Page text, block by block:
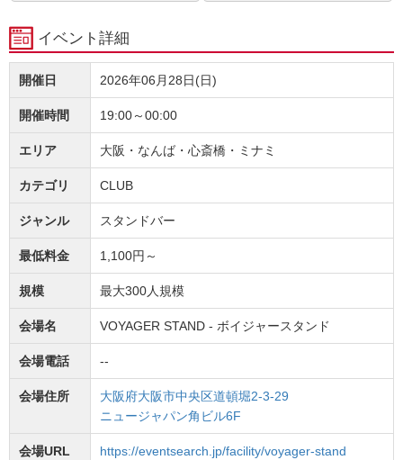
イベント詳細
開催日 2026年06月28日(日)
開催時間 19:00～00:00
エリア 大阪・なんば・心斎橋・ミナミ
カテゴリ CLUB
ジャンル スタンドバー
最低料金 1,100円～
規模 最大300人規模
会場名 VOYAGER STAND - ボイジャースタンド
会場電話 --
会場住所
大阪府大阪市中央区道頓堀2-3-29
ニュージャパン角ビル6F
会場URL https://eventsearch.jp/facility/voyager-stand